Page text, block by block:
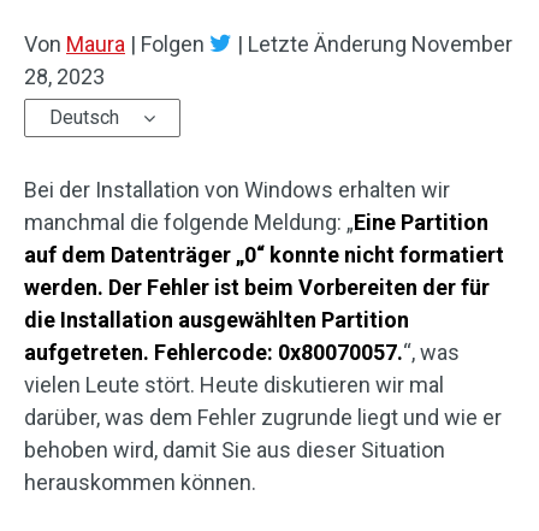
Von Maura | Folgen | Letzte Änderung November
28, 2023
Deutsch
Bei der Installation von Windows erhalten wir
manchmal die folgende Meldung: „Eine Partition
auf dem Datenträger „0“ konnte nicht formatiert
werden. Der Fehler ist beim Vorbereiten der für
die Installation ausgewählten Partition
aufgetreten. Fehlercode: 0x80070057.“, was
vielen Leute stört. Heute diskutieren wir mal
darüber, was dem Fehler zugrunde liegt und wie er
behoben wird, damit Sie aus dieser Situation
herauskommen können.